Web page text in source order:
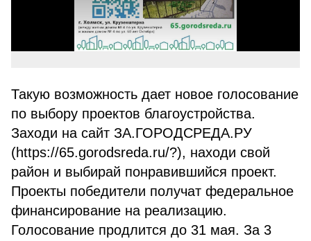
Такую возможность дает новое голосование
по выбору проектов благоустройства.
Заходи на сайт ЗА.ГОРОДСРЕДА.РУ
(https://65.gorodsreda.ru/?), находи свой
район и выбирай понравившийся проект.
Проекты победители получат федеральное
финансирование на реализацию.
Голосование продлится до 31 мая. За 3